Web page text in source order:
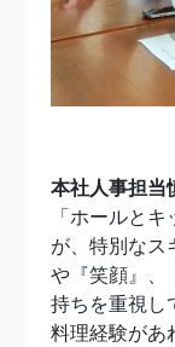
本社人事担当
「ホールと
が、特別なス
や『笑顔』、
持ちを重視し
料理経験があ